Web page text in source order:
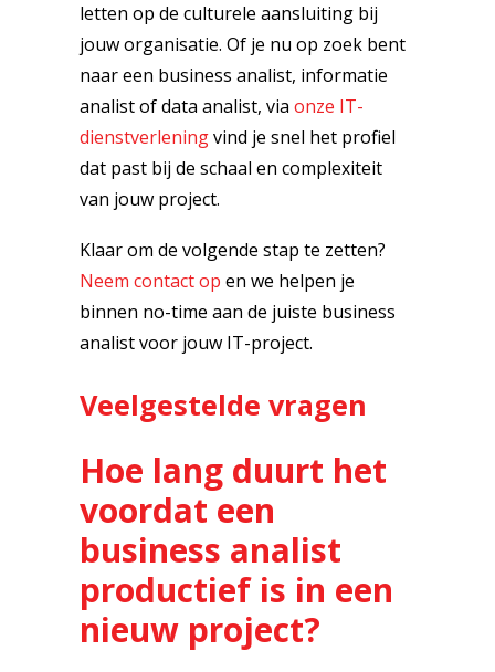
letten op de culturele aansluiting bij
jouw organisatie. Of je nu op zoek bent
naar een business analist, informatie
analist of data analist, via onze IT-
dienstverleningvind je snel het profiel
dat past bij de schaal en complexiteit
van jouw project.
Klaar om de volgende stap te zetten?
Neem contact op en we helpen je
binnen no-time aan de juiste business
analist voor jouw IT-project.
Veelgestelde vragen
Hoe lang duurt het
voordat een
business analist
productief is in een
nieuw project?